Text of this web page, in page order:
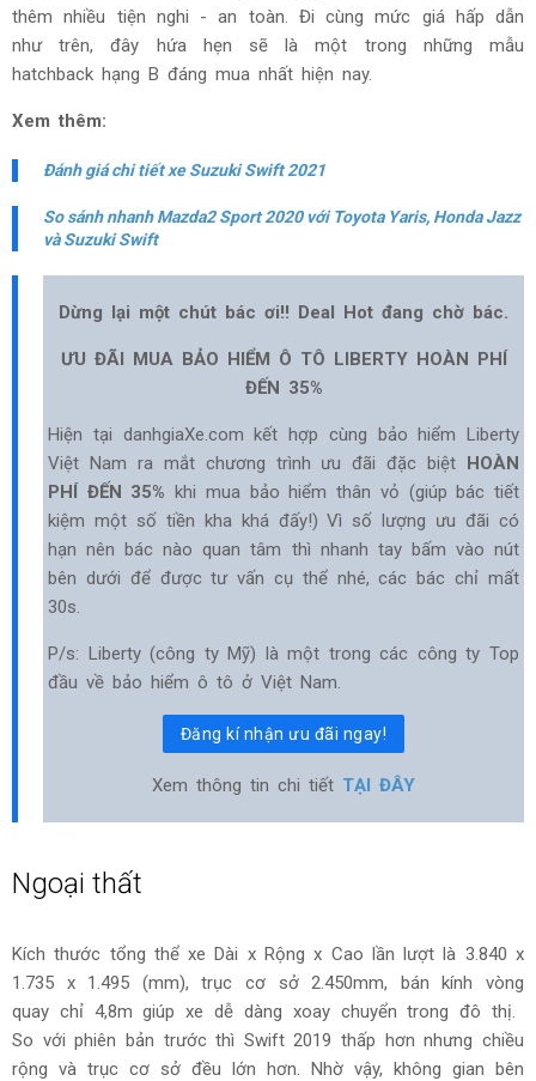
thêm nhiều tiện nghi - an toàn. Đi cùng mức giá hấp dẫn
như trên, đây hứa hẹn sẽ là một trong những mẫu
hatchback hạng B đáng mua nhất hiện nay.
Xem thêm:
Đánh giá chi tiết xe Suzuki Swift 2021
So sánh nhanh Mazda2 Sport 2020 với Toyota Yaris, Honda Jazz
và Suzuki Swift
Dừng lại một chút bác ơi!! Deal Hot đang chờ bác.
ƯU ĐÃI MUA BẢO HIỂM Ô TÔ LIBERTY HOÀN PHÍ
ĐẾN 35%
Hiện tại danhgiaXe.com kết hợp cùng bảo hiểm Liberty
Việt Nam ra mắt chương trình ưu đãi đặc biệt HOÀN
PHÍ ĐẾN 35% khi mua bảo hiểm thân vỏ (giúp bác tiết
kiệm một số tiền kha khá đấy!) Vì số lượng ưu đãi có
hạn nên bác nào quan tâm thì nhanh tay bấm vào nút
bên dưới để được tư vấn cụ thể nhé, các bác chỉ mất
30s.
P/s: Liberty (công ty Mỹ) là một trong các công ty Top
đầu về bảo hiểm ô tô ở Việt Nam.
Đăng kí nhận ưu đãi ngay!
Xem thông tin chi tiết TẠI ĐÂY
Ngoại thất
Kích thước tổng thể xe Dài x Rộng x Cao lần lượt là 3.840 x
1.735 x 1.495 (mm), trục cơ sở 2.450mm, bán kính vòng
quay chỉ 4,8m giúp xe dễ dàng xoay chuyển trong đô thị.
So với phiên bản trước thì Swift 2019 thấp hơn nhưng chiều
rộng và trục cơ sở đều lớn hơn. Nhờ vậy, không gian bên